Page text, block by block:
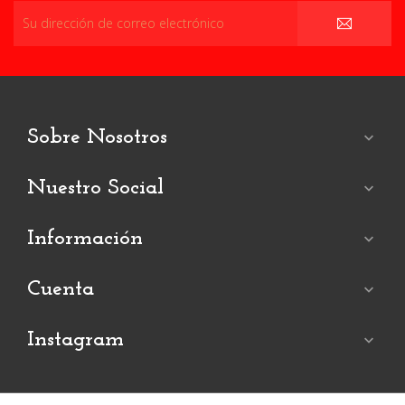
Sobre Nosotros 
Nuestro Social 
Información 
Cuenta 
Instagram 